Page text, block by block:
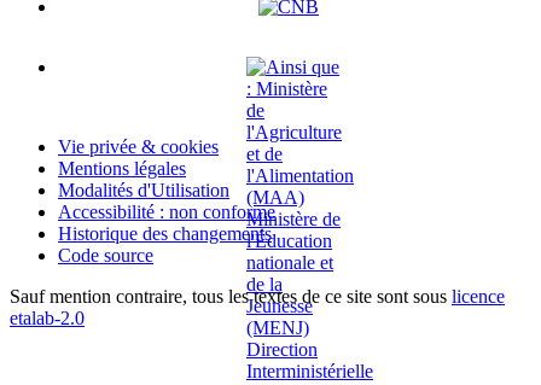
Vie privée & cookies
Mentions légales
Modalités d'Utilisation
Accessibilité : non conforme
Historique des changements
Code source
Sauf mention contraire, tous les textes de ce site sont sous licence
etalab-2.0